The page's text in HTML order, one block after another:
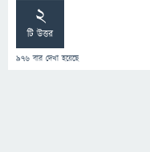
2
টি উত্তর
976 বার দেখা হয়েছে